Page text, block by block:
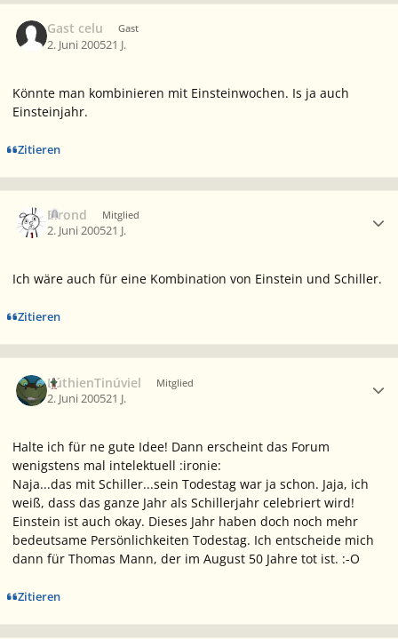
Gast celu Gast
2. Juni 200521 J.
Könnte man kombinieren mit Einsteinwochen. Is ja auch
Einsteinjahr.
Zitieren
Elrond Mitglied
2. Juni 200521 J.
Ich wäre auch für eine Kombination von Einstein und Schiller.
Zitieren
LúthienTinúviel Mitglied
2. Juni 200521 J.
Halte ich für ne gute Idee! Dann erscheint das Forum
wenigstens mal intelektuell :ironie:
Naja...das mit Schiller...sein Todestag war ja schon. Jaja, ich
weiß, dass das ganze Jahr als Schillerjahr celebriert wird!
Einstein ist auch okay. Dieses Jahr haben doch noch mehr
bedeutsame Persönlichkeiten Todestag. Ich entscheide mich
dann für Thomas Mann, der im August 50 Jahre tot ist. :-O
Zitieren